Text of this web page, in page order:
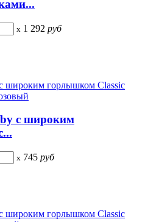
x 1 292 руб
с широким
x 745 руб